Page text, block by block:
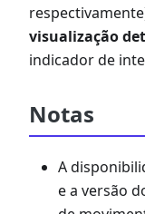
visualização
indicador de
Notas
A
e a versão